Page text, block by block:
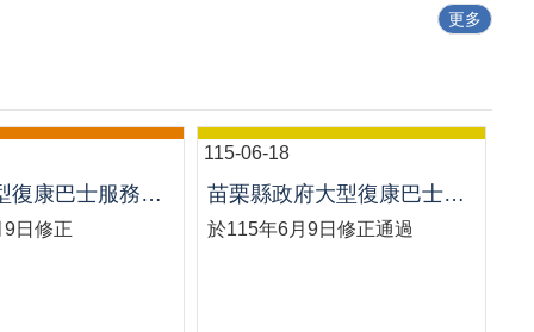
更多
苗栗縣大型復康巴士服務使用優惠計畫
日修正
115-06-18
苗栗縣政府大型復康巴士服務使用管理要點
於115年6月9日修正通過